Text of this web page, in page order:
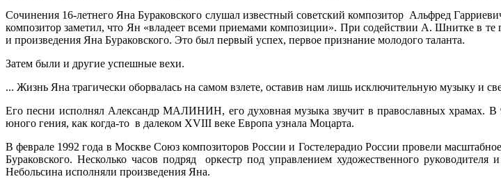
Сочинения 16-летнего Яна Бураковского слушал известный советский композитор Альфред
композитор заметил, что Ян «владеет всеми приемами композиции». При содействии А. Шнитке в
и произведения Яна Бураковского. Это был первый успех, первое признание молодого таланта.
Затем были и другие успешные вехи.
... Жизнь Яна трагически оборвалась на самом взлете, оставив нам лишь исключительную музыку и
Его песни исполнял Александр МАЛИНИН, его духовная музыка звучит в православных храмах.
юного гения, как когда-то в далеком XVIII веке Европа узнала Моцарта.
В феврале 1992 года в Москве Союз композиторов России и Гостелерадио России провели
Бураковского. Несколько часов подряд оркестр под управлением художественного
Небольсина исполняли произведения Яна.